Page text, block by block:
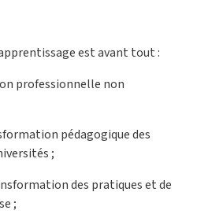
est avant tout :
professionnelle non
pédagogique des
;
des pratiques et de
;